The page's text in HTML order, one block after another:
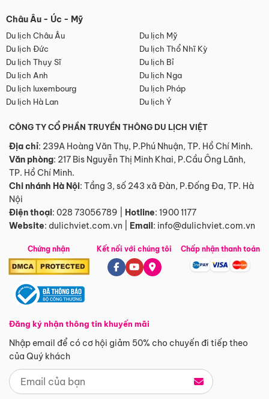
Châu Âu - Úc - Mỹ
Du lịch Châu Âu
Du lịch Mỹ
Du lịch Đức
Du lịch Thổ Nhĩ Kỳ
Du lịch Thụy Sĩ
Du lịch Bỉ
Du lịch Anh
Du lịch Nga
Du lịch luxembourg
Du lịch Pháp
Du lịch Hà Lan
Du lịch Ý
CÔNG TY CỔ PHẦN TRUYỀN THÔNG DU LỊCH VIỆT
Địa chỉ: 239A Hoàng Văn Thụ, P.Phú Nhuận, TP. Hồ Chí Minh.
Văn phòng: 217 Bis Nguyễn Thị Minh Khai, P.Cầu Ông Lãnh,
TP. Hồ Chí Minh.
Chi nhánh Hà Nội: Tầng 3, số 243 xã Đàn, P.Đống Đa, TP. Hà
Nội
Điện thoại: 028 73056789 Hotline: 1900 1177
Website: dulichviet.com.vn Email: info@dulichviet.com.vn
Chứng nhận
Đăng ký nhận thông tin khuyến mãi
Nhập email để có cơ hội giảm 50% cho chuyến đi tiếp theo
của Quý khách
Kết nối với chúng tôi Chấp nhận thanh toán